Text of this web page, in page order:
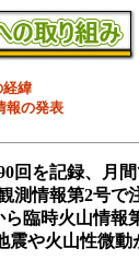
経緯
報の発表
を記録、月
情報第2号
臨時火山情
や火山性微